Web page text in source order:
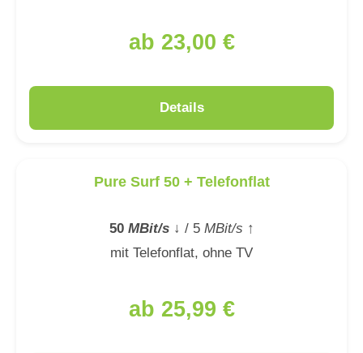
ab 23,00 €
Details
Pure Surf 50 + Telefonflat
50MBit/s↓ / 5MBit/s ↑
mit Telefonflat, ohne TV
ab 25,99 €